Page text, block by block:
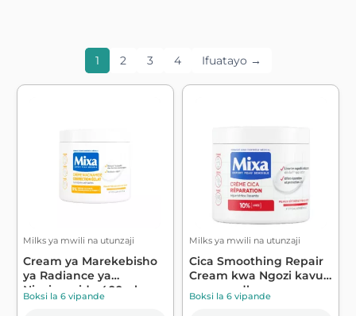
1 2 3 4 Ifuatayo →
Milks ya mwili na utunzaji
Cream ya Marekebisho
ya Radiance ya
Niacinamide 400ml...
Boksi la 6 vipande
Milks ya mwili na utunzaji
Cica Smoothing Repair
Cream kwa Ngozi kavu
sana na dh...
Boksi la 6 vipande